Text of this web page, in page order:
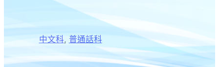
中文科, 普通話科